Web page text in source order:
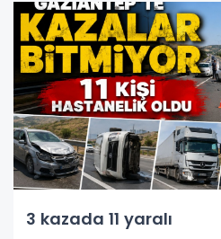
3 kazada 11 yaralı